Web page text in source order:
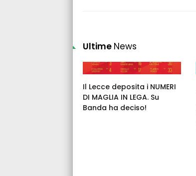
Ultime News
Il Lecce deposita i NUMERI
DI MAGLIA IN LEGA. Su
Banda ha deciso!